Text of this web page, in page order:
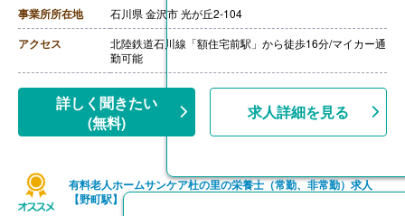
事業所所在地 石川県 金沢市 光が丘2-104
アクセス
北陸鉄道石川線「額住宅前駅」から徒歩16分/マイカー通
勤可能
詳しく聞きたい
(無料)
求人詳細を見る
有料老人ホームサンケア杜の里の栄養士（常勤、非常勤）求人
【野町駅】